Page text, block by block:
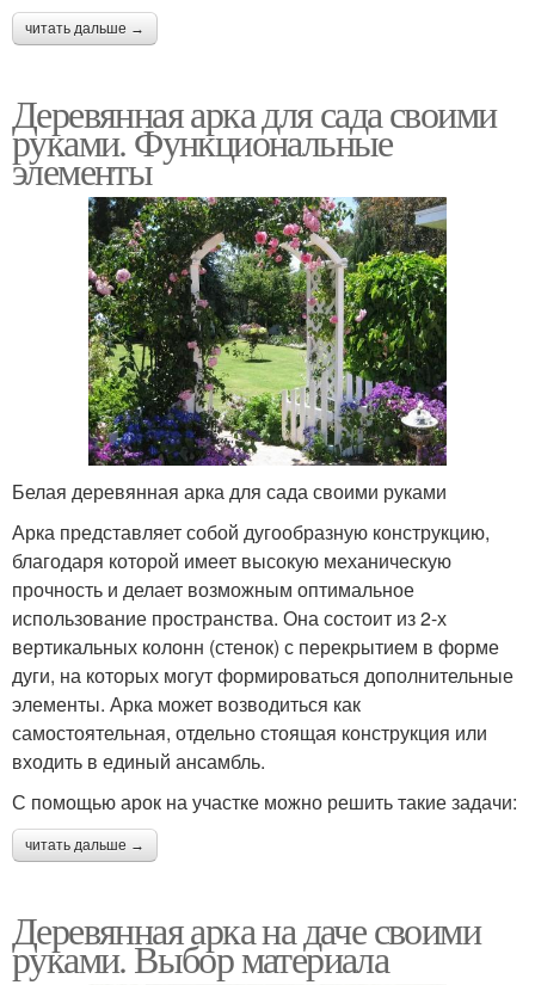
читать дальше →
Деревянная арка для сада своими
руками. Функциональные
элементы
Белая деревянная арка для сада своими руками
Арка представляет собой дугообразную конструкцию,
благодаря которой имеет высокую механическую
прочность и делает возможным оптимальное
использование пространства. Она состоит из 2-х
вертикальных колонн (стенок) с перекрытием в форме
дуги, на которых могут формироваться дополнительные
элементы. Арка может возводиться как
самостоятельная, отдельно стоящая конструкция или
входить в единый ансамбль.
С помощью арок на участке можно решить такие задачи:
читать дальше →
Деревянная арка на даче своими
руками. Выбор материала